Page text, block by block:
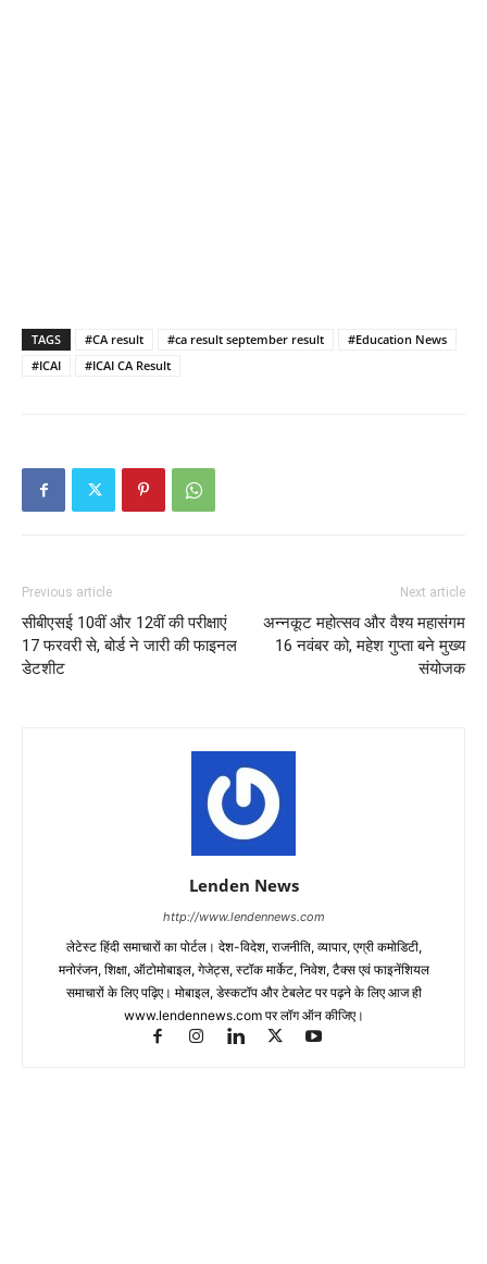
TAGS #CA result #ca result september result
#Education News
#ICAI
#ICAI CA Result
Previous article
सीबीएसई 10वीं और 12वीं की परीक्षाएं
17 फरवरी से, बोर्ड ने जारी की फाइनल
डेटशीट
Next article
अन्नकूट महोत्सव और वैश्य महासंगम
16 नवंबर को, महेश गुप्ता बने मुख्य
संयोजक
Lenden News
http://www.lendennews.com
लेटेस्ट हिंदी समाचारों का पोर्टल। देश-विदेश, राजनीति, व्यापार, एग्री कमोडिटी,
मनोरंजन, शिक्षा, ऑटोमोबाइल, गेजेट्स, स्टॉक मार्केट, निवेश, टैक्स एवं फाइनेंशियल
समाचारों के लिए पढ़िए। मोबाइल, डेस्कटॉप और टेबलेट पर पढ़ने के लिए आज ही
www.lendennews.com पर लॉग ऑन कीजिए।